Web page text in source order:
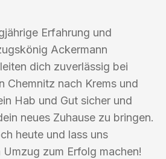
Erfahrung und
Ackermann
dich zuverlässig bei
Chemnitz nach Krems und
Hab und Gut sicher und
neues Zuhause zu bringen.
heute und lass uns
Umzug zum Erfolg machen!